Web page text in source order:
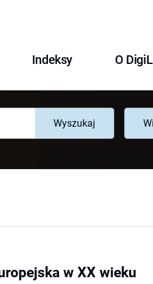
Indeksy O
Wyszukaj
w XX wieku